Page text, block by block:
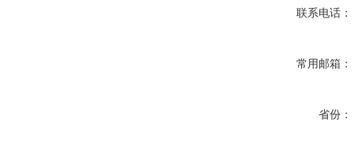
联系电话：
常用邮箱：
省份：